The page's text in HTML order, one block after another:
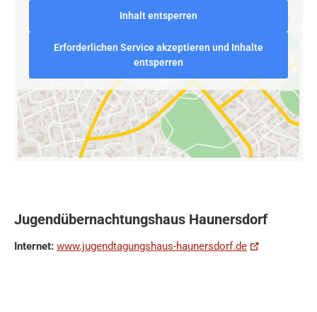
Inhalt entsperren
Erforderlichen Service akzeptieren und Inhalte
entsperren
Jugendübernachtungshaus Haunersdorf
Internet: www.jugendtagungshaus-haunersdorf.de